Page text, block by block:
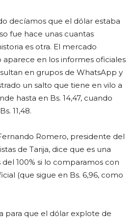
decíamos que el dólar estaba
fue hace unas cuantas
es otra. El mercado
aparece en los informes oficiales
en grupos de WhatsApp y
un salto que tiene en vilo a
hasta en Bs. 14,47, cuando
11,48.
Romero, presidente del
de Tarija, dice que es una
100% si lo comparamos con
(que sigue en Bs. 6,96, como
para que el dólar explote de